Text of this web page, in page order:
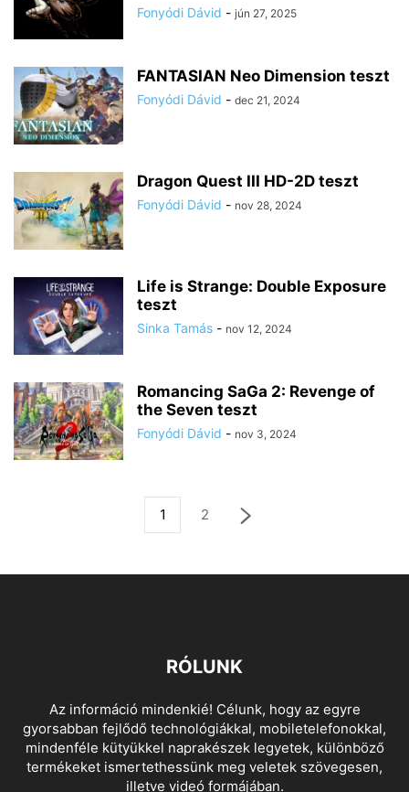
Fonyódi Dávid - jún 27, 2025
FANTASIAN Neo Dimension teszt
Fonyódi Dávid - dec 21, 2024
Dragon Quest III HD-2D teszt
Fonyódi Dávid - nov 28, 2024
Life is Strange: Double Exposure
teszt
Sinka Tamás - nov 12, 2024
Romancing SaGa 2: Revenge of
the Seven teszt
Fonyódi Dávid - nov 3, 2024
1 2
RÓLUNK
Az információ mindenkié! Célunk, hogy az egyre
gyorsabban fejlődő technológiákkal, mobiletelefonokkal,
mindenféle kütyükkel naprakészek legyetek, különböző
termékeket ismertethessünk meg veletek szövegesen,
illetve videó formájában.